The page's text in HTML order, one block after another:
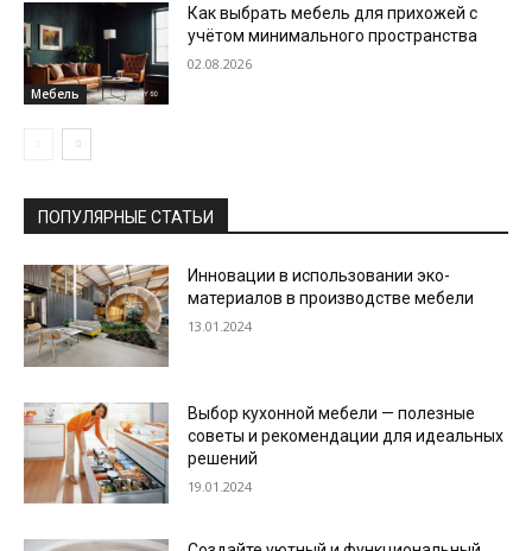
Мебель
Как выбрать мебель для прихожей с
учётом минимального пространства
02.08.2026
ПОПУЛЯРНЫЕ СТАТЬИ
Инновации в использовании эко-
материалов в производстве мебели
13.01.2024
Выбор кухонной мебели — полезные
советы и рекомендации для идеальных
решений
19.01.2024